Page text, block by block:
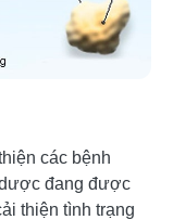
các bệnh
đang được
thiện tình trạng